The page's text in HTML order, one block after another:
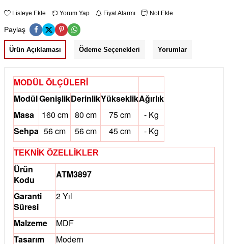
Listeye Ekle Yorum Yap Fiyat Alarmı Not Ekle
Paylaş
Ürün Açıklaması Ödeme Seçenekleri Yorumlar
MODÜL ÖLÇÜLERİ
ModülGenişlikDerinlikYükseklikAğırlık
Masa
160 cm 80 cm 75 cm
- Kg
Sehpa 56 cm 56 cm 45 cm - Kg
TEKNİK ÖZELLİKLER
Ürün
Kodu
ATM3897
Garanti
Süresi
2 Yıl
Malzeme
MDF
Tasarım
Modern